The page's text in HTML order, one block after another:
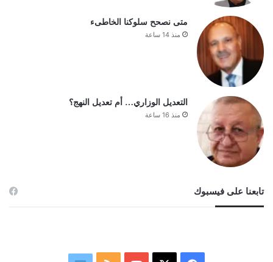
متى نصحح سلوكنا الخاطىء
منذ 14 ساعة
التعديل الوزاري… أم تعديل النهج؟
منذ 16 ساعة
تابعنا على فيسبوك